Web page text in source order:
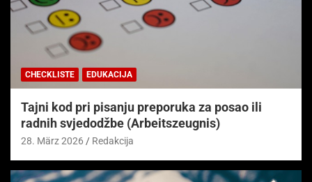
CHECKLISTE EDUKACIJA
Tajni kod pri pisanju preporuka za posao ili
radnih svjedodžbe (Arbeitszeugnis)
28. März 2026 Redakcija